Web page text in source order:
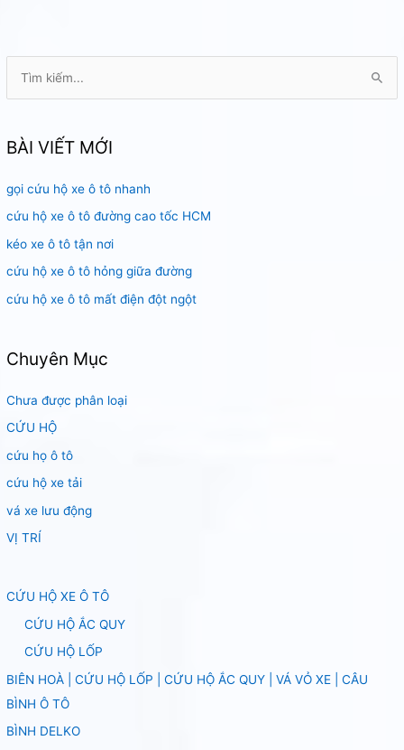
k
ế
m
:
BÀI VIẾT MỚI
gọi cứu hộ xe ô tô nhanh
cứu hộ xe ô tô đường cao tốc HCM
kéo xe ô tô tận nơi
cứu hộ xe ô tô hỏng giữa đường
cứu hộ xe ô tô mất điện đột ngột
Chuyên Mục
Chưa được phân loại
CỨU HỘ
cứu họ ô tô
cứu hộ xe tải
vá xe lưu động
VỊ TRÍ
CỨU HỘ XE Ô TÔ
CỨU HỘ ẮC QUY
CỨU HỘ LỐP
BIÊN HOÀ | CỨU HỘ LỐP | CỨU HỘ ẮC QUY | VÁ VỎ XE | CÂU
BÌNH Ô TÔ
BÌNH DELKO
máy